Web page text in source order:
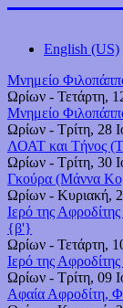
English (US)
Μνημείο
Ωρίων - Τετάρτη,
Μνημείο
Ωρίων - Τρίτη, 28
ΛΟΑΤ και Τήνος
Ωρίων - Τρίτη, 30
Γκούρα (Μάννα
Ωρίων - Κυριακή,
Ιερό της
{β'}
Ωρίων - Τετάρτη,
Ιερό της
Ωρίων - Τρίτη, 09
Αφαία Αφροδίτη,